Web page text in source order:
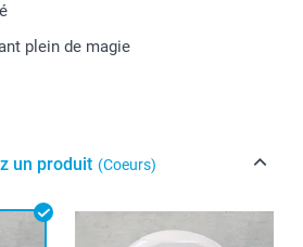
plein de magie
un produit (Coeurs)